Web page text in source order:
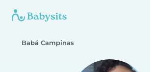
Babá Campinas